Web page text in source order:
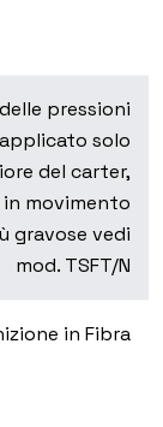
pressioni
solo
del carter,
movimento
gravose vedi
mod. TSFT/N
in Fibra